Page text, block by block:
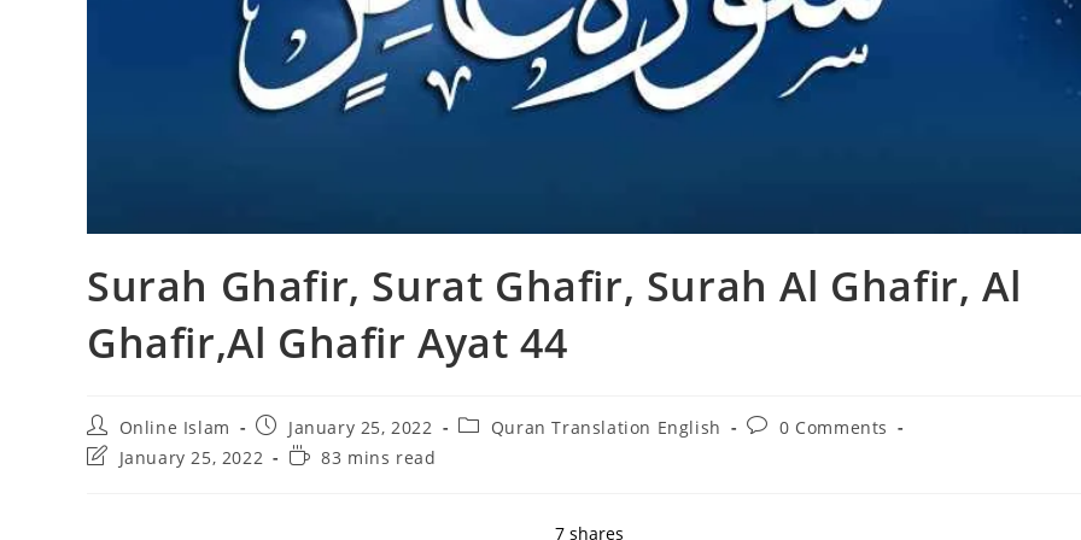
Surah Ghafir, Surat Ghafir, Surah Al Ghafir, Al
Ghafir,Al Ghafir Ayat 44
Post
author:
Online Islam
Post
published:
January 25, 2022
PostQuran Translation English
Post0 Comments
PostJanuary 25, 2022
Reading
83 mins read
7 shares